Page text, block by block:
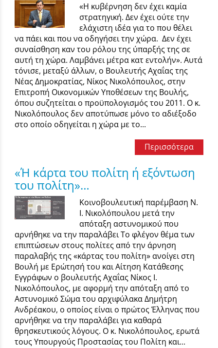
«Η κυβέρνηση δεν έχει καμία
στρατηγική. Δεν έχει ούτε την
ελάχιστη ιδέα για το που θέλει
να πάει και που να οδηγήσει την χώρα. Δεν έχει
συναίσθηση καν του ρόλου της ύπαρξής της σε
αυτή τη χώρα. Λαμβάνει μέτρα κατ εντολήν». Αυτά
τόνισε, μεταξύ άλλων, ο Βουλευτής Αχαΐας της
Νέας Δημοκρατίας, Νίκος Νικολόπουλος, στην
Επιτροπή Οικονομικών Υποθέσεων της Βουλής,
όπου συζητείται ο προϋπολογισμός του 2011. Ο κ.
Νικολόπουλος δεν αποτύπωσε μόνο το αδιέξοδο
στο οποίο οδηγείται η χώρα με το...
Περισσότερα
«Ή κάρτα του πολίτη ή εξόντωση
του πολίτη»…
Κοινοβουλευτική παρέμβαση Ν.
Ι. Νικολόπουλου μετά την
απόταξη αστυνομικού που
αρνήθηκε να την παραλάβει Το φλέγον θέμα των
επιπτώσεων στους πολίτες από την άρνηση
παραλαβής της «κάρτας του πολίτη» ανοίγει στη
Βουλή με Ερώτησή του και Αίτηση Κατάθεσης
Εγγράφων ο βουλευτής Αχαΐας Νίκος Ι.
Νικολόπουλος, με αφορμή την απόταξη από το
Αστυνομικό Σώμα του αρχιφύλακα Δημήτρη
Ανδρέακου, ο οποίος είναι ο πρώτος Έλληνας που
αρνήθηκε να την παραλάβει για καθαρά
θρησκευτικούς λόγους. Ο κ. Νικολόπουλος, ερωτά
τους Υπουργούς Προστασίας του Πολίτη και...